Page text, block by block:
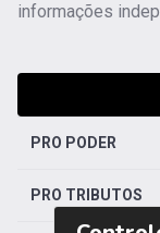
informações
PRO PODER
PRO TRIBUTOS